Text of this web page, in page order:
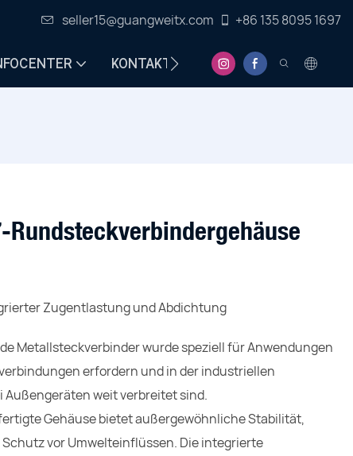
seller15@guangweitx.com +86 135 8095 1697
KONTAKT
Zugentlastung und Abdichtung
Metallsteckverbinder wurde speziell für Anwendungen
erfordern und in der industriellen
weit verbreitet sind.
Gehäuse bietet außergewöhnliche Stabilität,
vor Umwelteinflüssen. Die integrierte